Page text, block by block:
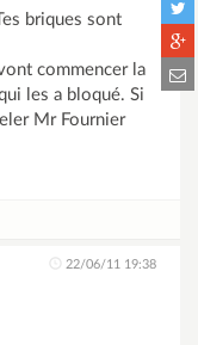
briques sont
commencer la
les a bloqué. Si
Mr Fournier
22/06/11 19:38